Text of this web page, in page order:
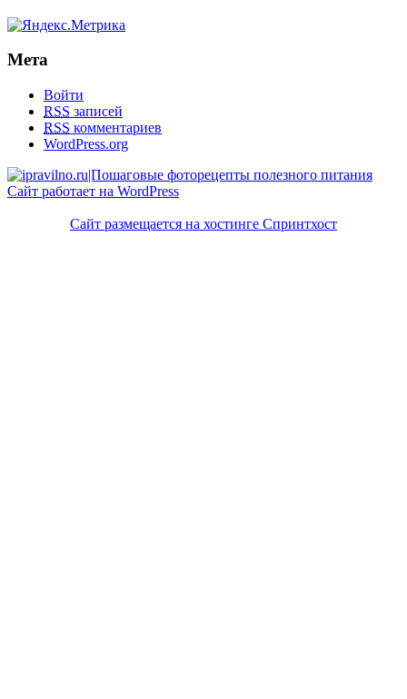
Мета
Войти
RSS записей
RSS комментариев
WordPress.org
Сайт работает на WordPress
Сайт размещается на хостинге Спринтхост